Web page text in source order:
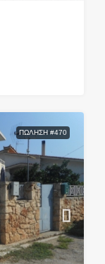
ΠΏΛΗΣΗ #470